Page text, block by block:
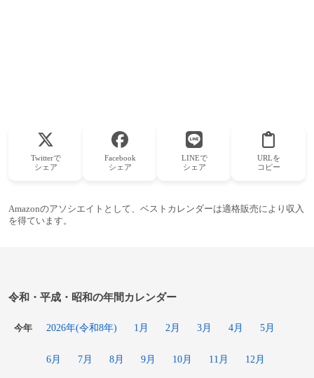
Twitterで
シェア
Facebook
シェア
LINEで
シェア
URLを
コピー
Amazonのアソシエイトとして、ベストカレンダーは適格販売により収入
を得ています。
令和・平成・昭和の年間カレンダー
今年 2026年(令和8年) 1月 2月 3月 4月 5月
6月 7月 8月 9月 10月 11月 12月